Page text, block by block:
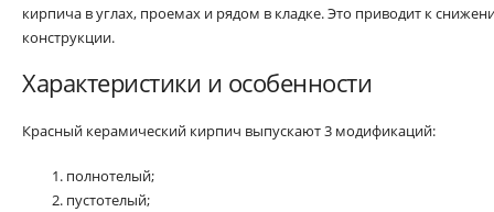
кирпича в углах, проемах и рядом в кладке. Это приводит к
конструкции.
Характеристики и особенности
Красный керамический кирпич выпускают 3 модификаций:
полнотелый;
пустотелый;